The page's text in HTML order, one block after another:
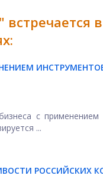
с применением
...
РОССИЙСКИХ